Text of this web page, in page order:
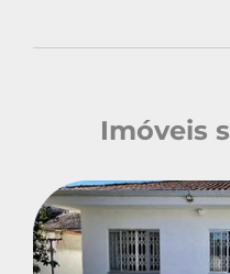
Imóveis